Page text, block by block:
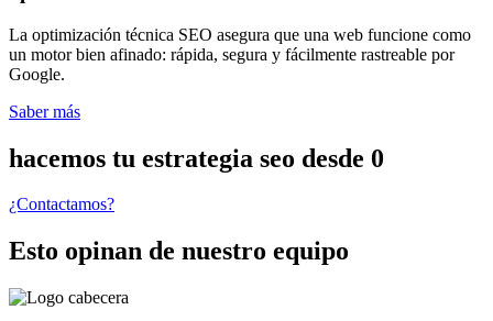
La optimización técnica SEO asegura que una web funcione como
un motor bien afinado: rápida, segura y fácilmente rastreable por
Google.
Saber más
hacemos tu estrategia seo desde 0
¿Contactamos?
Esto opinan de nuestro equipo